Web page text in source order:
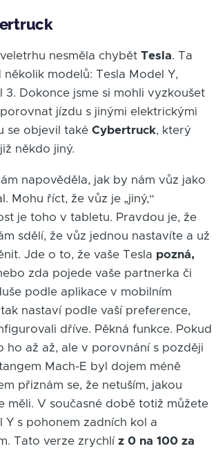
nesměla chybět Tesla. Ta
modelů: Tesla Model Y,
3. Dokonce jsme si mohli vyzkoušet
jízdu s jinými elektrickými
se objevil také Cybertruck, který
někdo jiný.
napověděla, jak by nám vůz jako
Mohu říct, že vůz je „jiný,“
je toho v tabletu. Pravdou je, že
sdělí, že vůz jednou nastavíte a už
Jde o to, že vaše Tesla pozná,
zda pojede vaše partnerka či
podle aplikace v mobilním
nastaví podle vaší preference,
dříve. Pěkná funkce. Pokud
ho až až, ale v porovnání s později
Mach-E byl dojem méně
přiznám se, že netuším, jakou
měli. V současné době totiž můžete
Y s pohonem zadních kol a
Tato verze zrychlíz 0 na 100 za